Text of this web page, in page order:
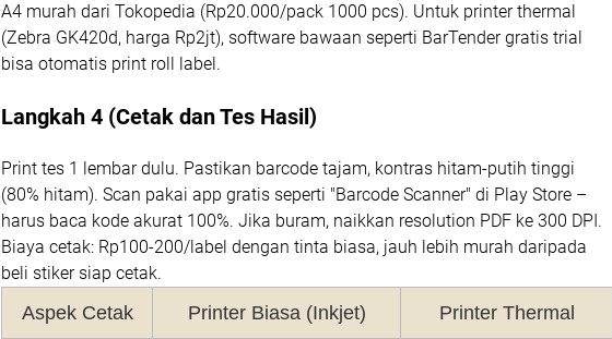
A4 murah dari Tokopedia (Rp20.000/pack 1000 pcs). Untuk printer thermal
(Zebra GK420d, harga Rp2jt), software bawaan seperti BarTender gratis trial
bisa otomatis print roll label.
Langkah 4 (Cetak dan Tes Hasil)
Print tes 1 lembar dulu. Pastikan barcode tajam, kontras hitam-putih tinggi
(80% hitam). Scan pakai app gratis seperti "Barcode Scanner" di Play Store –
harus baca kode akurat 100%. Jika buram, naikkan resolution PDF ke 300 DPI.
Biaya cetak: Rp100-200/label dengan tinta biasa, jauh lebih murah daripada
beli stiker siap cetak.
Aspek Cetak Printer Biasa (Inkjet) Printer Thermal